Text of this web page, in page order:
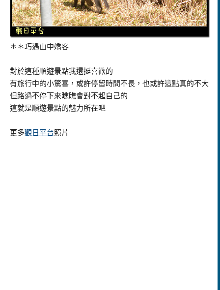
＊＊巧遇山中嬌客
對於這種順遊景點我還挺喜歡的
有旅行中的小驚喜，或許停留時間不長，也或許這點真的不大
但路過不停下來瞧瞧會對不起自己的
這就是順遊景點的魅力所在吧
更多觀日平台照片